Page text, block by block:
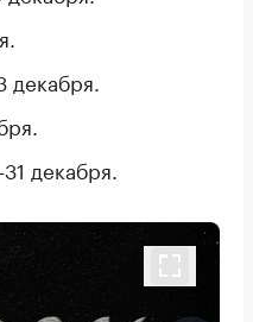
декабря.
декабря.